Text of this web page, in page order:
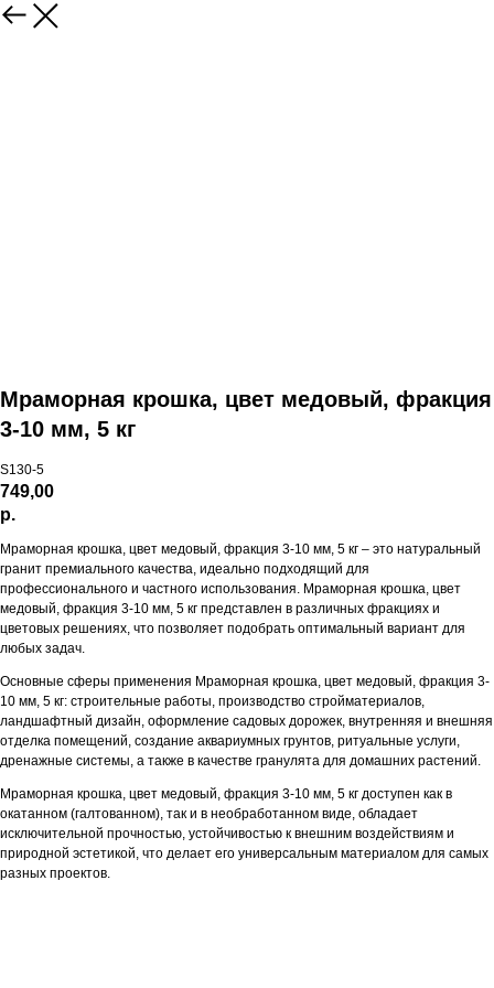
Мраморная крошка, цвет медовый, фракция
3-10 мм, 5 кг
S130-5
749,00
р.
Мраморная крошка, цвет медовый, фракция 3-10 мм, 5 кг – это натуральный
гранит премиального качества, идеально подходящий для
профессионального и частного использования. Мраморная крошка, цвет
медовый, фракция 3-10 мм, 5 кг представлен в различных фракциях и
цветовых решениях, что позволяет подобрать оптимальный вариант для
любых задач.
Основные сферы применения Мраморная крошка, цвет медовый, фракция 3-
10 мм, 5 кг: строительные работы, производство стройматериалов,
ландшафтный дизайн, оформление садовых дорожек, внутренняя и внешняя
отделка помещений, создание аквариумных грунтов, ритуальные услуги,
дренажные системы, а также в качестве гранулята для домашних растений.
Мраморная крошка, цвет медовый, фракция 3-10 мм, 5 кг доступен как в
окатанном (галтованном), так и в необработанном виде, обладает
исключительной прочностью, устойчивостью к внешним воздействиям и
природной эстетикой, что делает его универсальным материалом для самых
разных проектов.